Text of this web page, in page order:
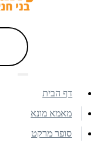
דף הבית
מאמא מונא
סופר מרקט